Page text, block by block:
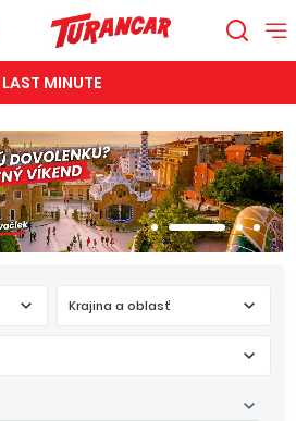
LAST MINUTE
Krajina a oblasť